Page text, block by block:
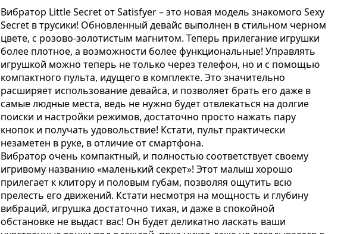
Вибратор Little Secret от Satisfyer – это новая модель знакомого Sexy
Secret в трусики! Обновленный девайс выполнен в стильном черном
цвете, с розово-золотистым магнитом. Теперь прилегание игрушки
более плотное, а возможности более функциональные! Управлять
игрушкой можно теперь не только через телефон, но и с помощью
компактного пульта, идущего в комплекте. Это значительно
расширяет использование девайса, и позволяет брать его даже в
самые людные места, ведь не нужно будет отвлекаться на долгие
поиски и настройки режимов, достаточно просто нажать пару
кнопок и получать удовольствие! Кстати, пульт практически
незаметен в руке, в отличие от смартфона.
Вибратор очень компактный, и полностью соответствует своему
игривому названию «маленький секрет»! Этот малыш хорошо
прилегает к клитору и половым губам, позволяя ощутить всю
прелесть его движений. Кстати несмотря на мощность и глубину
вибраций, игрушка достаточно тихая, и даже в спокойной
обстановке не выдаст вас! Он будет деликатно ласкать ваши